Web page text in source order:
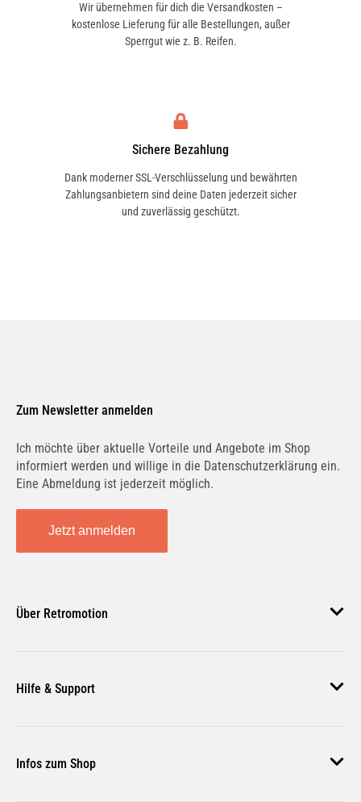
Wir übernehmen für dich die Versandkosten –
kostenlose Lieferung für alle Bestellungen, außer
Sperrgut wie z. B. Reifen.
Sichere Bezahlung
Dank moderner SSL-Verschlüsselung und bewährten
Zahlungsanbietern sind deine Daten jederzeit sicher
und zuverlässig geschützt.
Zum Newsletter anmelden
Ich möchte über aktuelle Vorteile und Angebote im Shop
informiert werden und willige in die Datenschutzerklärung ein.
Eine Abmeldung ist jederzeit möglich.
Jetzt anmelden
Über Retromotion
Unsere Jobs
Magazin
Hilfe & Support
Zahlungsmethoden
Infos zum Shop